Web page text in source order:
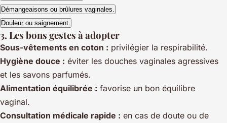
Démangeaisons ou brûlures vaginales.
Douleur ou saignement.
3. Les bons gestes à adopter
Sous-vêtements en coton : privilégier la respirabilité.
Hygiène douce : éviter les douches vaginales agressives
et les savons parfumés.
Alimentation équilibrée : favorise un bon équilibre
vaginal.
Consultation médicale rapide : en cas de doute ou de